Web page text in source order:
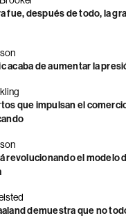
fue, después de todo, la
acaba de aumentar la
que impulsan el
revolucionando el modelo
demuestra que no